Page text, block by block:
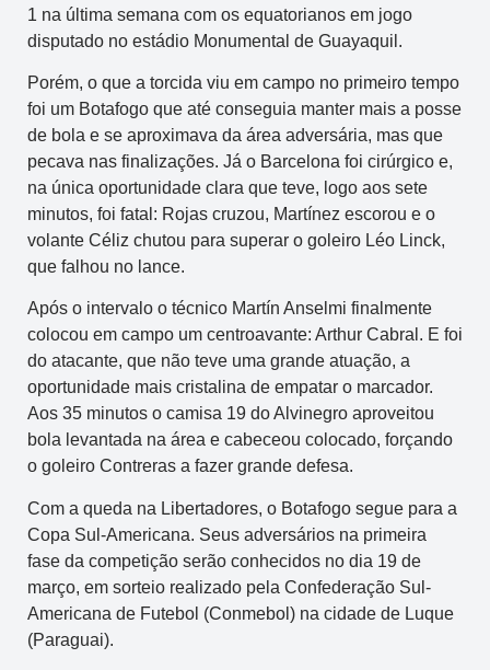
1 na última semana com os equatorianos em jogo
disputado no estádio Monumental de Guayaquil.
Porém, o que a torcida viu em campo no primeiro tempo
foi um Botafogo que até conseguia manter mais a posse
de bola e se aproximava da área adversária, mas que
pecava nas finalizações. Já o Barcelona foi cirúrgico e,
na única oportunidade clara que teve, logo aos sete
minutos, foi fatal: Rojas cruzou, Martínez escorou e o
volante Céliz chutou para superar o goleiro Léo Linck,
que falhou no lance.
Após o intervalo o técnico Martín Anselmi finalmente
colocou em campo um centroavante: Arthur Cabral. E foi
do atacante, que não teve uma grande atuação, a
oportunidade mais cristalina de empatar o marcador.
Aos 35 minutos o camisa 19 do Alvinegro aproveitou
bola levantada na área e cabeceou colocado, forçando
o goleiro Contreras a fazer grande defesa.
Com a queda na Libertadores, o Botafogo segue para a
Copa Sul-Americana. Seus adversários na primeira
fase da competição serão conhecidos no dia 19 de
março, em sorteio realizado pela Confederação Sul-
Americana de Futebol (Conmebol) na cidade de Luque
(Paraguai).